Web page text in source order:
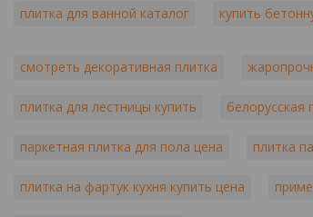
плитка для ванной каталог купить
смотреть декоративная плитка
плитка для лестницы купить белорусская
паркетная плитка для пола цена плитка
плитка на фартук кухня купить цена